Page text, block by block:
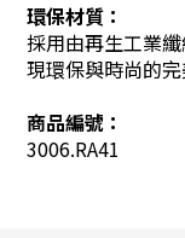
環保材質：
採用由再生工業
現環保與時尚的完
商品編號：
3006.RA41